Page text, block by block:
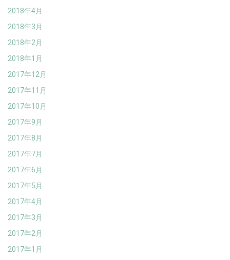
2018年4月
2018年3月
2018年2月
2018年1月
2017年12月
2017年11月
2017年10月
2017年9月
2017年8月
2017年7月
2017年6月
2017年5月
2017年4月
2017年3月
2017年2月
2017年1月